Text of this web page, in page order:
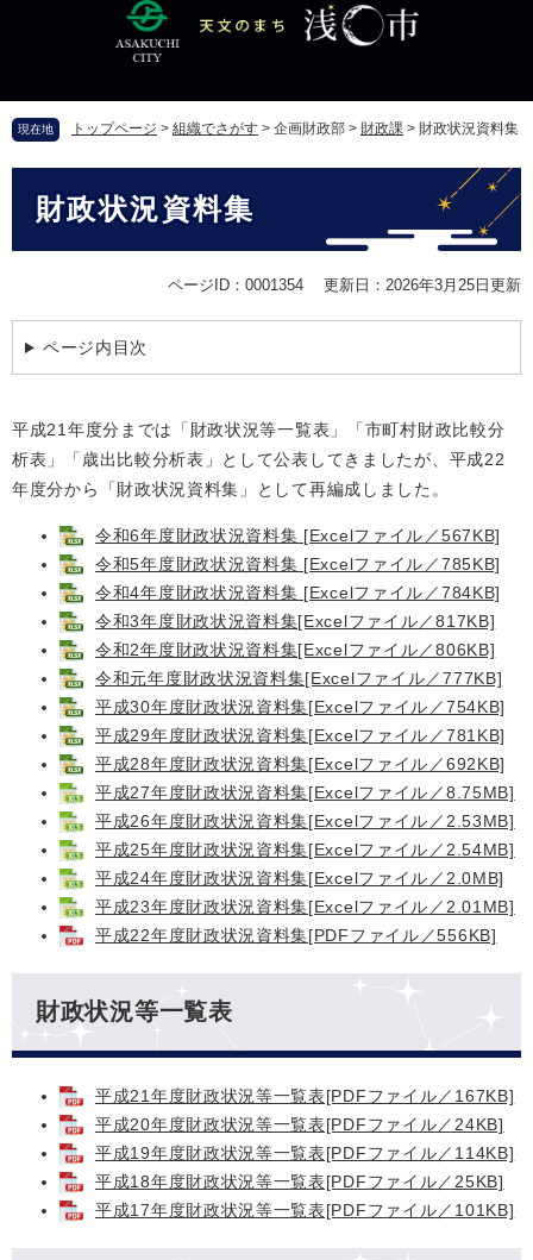
頭
飛現在地 トップページ > 組織でさがす > 企画財政部 > 財政課 > 財政状況資料集
財政状況資料集
ページID：0001354 更新日：2026年3月25日更新
ページ内目次
平成21年度分までは「財政状況等一覧表」「市町村財政比較分
析表」「歳出比較分析表」として公表してきましたが、平成22
年度分から「財政状況資料集」として再編成しました。
令和6年度財政状況資料集 [Excelファイル／567KB]
令和5年度財政状況資料集 [Excelファイル／785KB]
令和4年度財政状況資料集 [Excelファイル／784KB]
令和3年度財政状況資料集[Excelファイル／817KB]
令和2年度財政状況資料集[Excelファイル／806KB]
令和元年度財政状況資料集[Excelファイル／777KB]
平成30年度財政状況資料集[Excelファイル／754KB]
平成29年度財政状況資料集[Excelファイル／781KB]
平成28年度財政状況資料集[Excelファイル／692KB]
平成27年度財政状況資料集[Excelファイル／8.75MB]
平成26年度財政状況資料集[Excelファイル／2.53MB]
平成25年度財政状況資料集[Excelファイル／2.54MB]
平成24年度財政状況資料集[Excelファイル／2.0MB]
平成23年度財政状況資料集[Excelファイル／2.01MB]
平成22年度財政状況資料集[PDFファイル／556KB]
財政状況等一覧表
平成21年度財政状況等一覧表[PDFファイル／167KB]
平成20年度財政状況等一覧表[PDFファイル／24KB]
平成19年度財政状況等一覧表[PDFファイル／114KB]
平成18年度財政状況等一覧表[PDFファイル／25KB]
平成17年度財政状況等一覧表[PDFファイル／101KB]